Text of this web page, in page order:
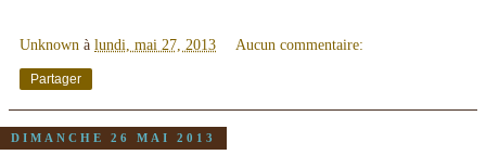
Unknown à lundi, mai 27, 2013 Aucun commentaire:
Partager
DIMANCHE 26 MAI 2013